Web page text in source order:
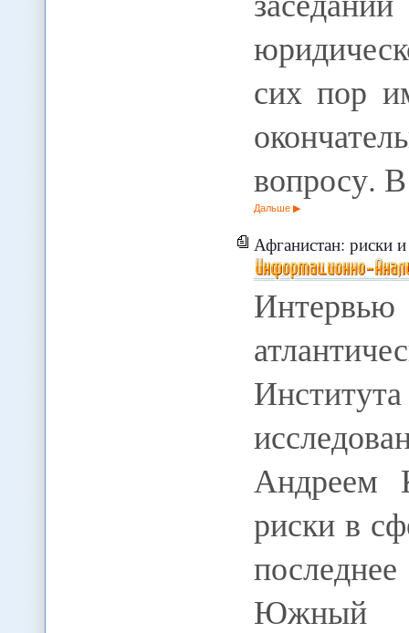
сих пор
вопросу.
Дальше
Афганистан: риски
Андреем
риски в
Южный